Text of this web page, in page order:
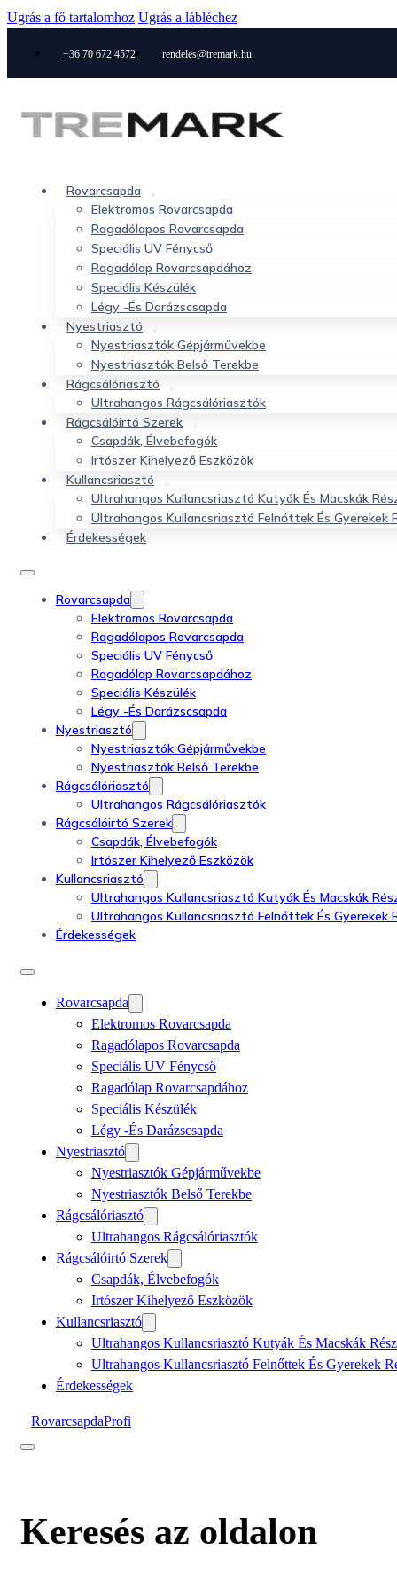
Ugrás a fő tartalomhoz Ugrás a lábléchez
+36 70 672 4572 rendeles@tremark.hu
Rovarcsapda
Elektromos Rovarcsapda
Ragadólapos Rovarcsapda
Speciális UV Fénycső
Ragadólap Rovarcsapdához
Speciális Készülék
Légy -és Darázscsapda
Nyestriasztó
Nyestriasztók Gépjárművekbe
Nyestriasztók Belső Terekbe
Rágcsálóriasztó
Ultrahangos Rágcsálóriasztók
Rágcsálóirtó Szerek
Csapdák, Élvebefogók
Irtószer Kihelyező Eszközök
Kullancsriasztó
Ultrahangos Kullancsriasztó Kutyák És Macskák
Ultrahangos Kullancsriasztó Felnőttek És Gyerekek
Érdekességek
Rovarcsapda
Elektromos Rovarcsapda
Ragadólapos Rovarcsapda
Speciális UV Fénycső
Ragadólap Rovarcsapdához
Speciális Készülék
Légy -és Darázscsapda
Nyestriasztó
Nyestriasztók Gépjárművekbe
Nyestriasztók Belső Terekbe
Rágcsálóriasztó
Ultrahangos Rágcsálóriasztók
Rágcsálóirtó Szerek
Csapdák, Élvebefogók
Irtószer Kihelyező Eszközök
Kullancsriasztó
Ultrahangos Kullancsriasztó Kutyák És Macskák
Ultrahangos Kullancsriasztó Felnőttek És Gyerekek
Érdekességek
Rovarcsapda
Elektromos Rovarcsapda
Ragadólapos Rovarcsapda
Speciális UV Fénycső
Ragadólap Rovarcsapdához
Speciális Készülék
Légy -és Darázscsapda
Nyestriasztó
Nyestriasztók Gépjárművekbe
Nyestriasztók Belső Terekbe
Rágcsálóriasztó
Ultrahangos Rágcsálóriasztók
Rágcsálóirtó Szerek
Csapdák, Élvebefogók
Irtószer Kihelyező Eszközök
Kullancsriasztó
Ultrahangos Kullancsriasztó Kutyák És Macskák
Ultrahangos Kullancsriasztó Felnőttek És Gyerekek
Érdekességek
RovarcsapdaProfi
Keresés az oldalon